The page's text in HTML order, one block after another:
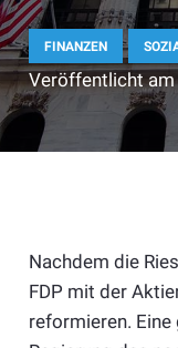
FINANZEN
Veröffentlicht am
Nachdem die
FDP mit der
reformieren.